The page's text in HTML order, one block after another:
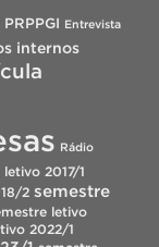
Entrevista
internos
Rádio
2017/1
2 semestre
letivo
2022/1